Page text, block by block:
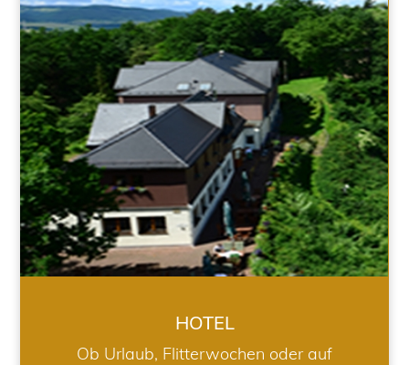
HOTEL
HOTEL
Ob Urlaub, Flitterwochen oder auf